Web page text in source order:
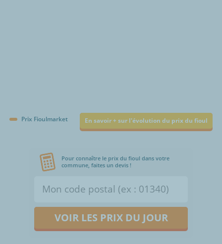
Prix Fioulmarket En savoir + sur l'évolution du prix du fioul
Pour connaître le prix du fioul dans votre
commune, faites un devis !
VOIR LES PRIX DU JOUR